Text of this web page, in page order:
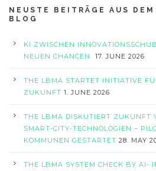
NEUSTE BEITRÄGE AUS
BLOG
KI ZWISCHEN
NEUEN CHANCEN
17. JUNE 2026
THE LBMA STARTET INITIATIVE
ZUKUNFT 1. JUNE 2026
THE LBMA DISKUTIERT ZUKUNFT
SMART-CITY-TECHNOLOGIEN –
KOMMUNEN GESTARTET 28. MAY
THE LBMA SYSTEM CHECK BY AI-